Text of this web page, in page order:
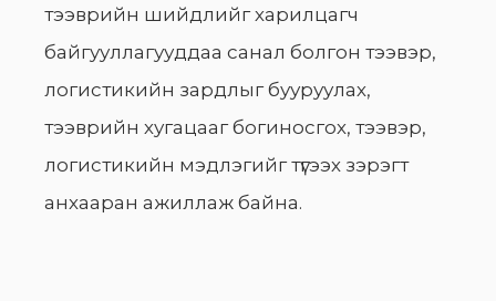
тээврийн шийдлийг харилцагч
байгууллагууддаа санал болгон тээвэр,
логистикийн зардлыг бууруулах,
тээврийн хугацааг богиносгох, тээвэр,
логистикийн мэдлэгийг түгээх зэрэгт
анхааран ажиллаж байна.